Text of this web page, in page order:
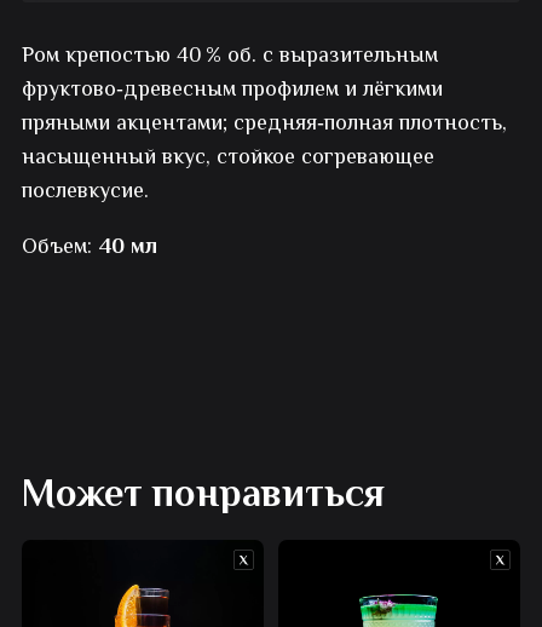
Devils
Island
Ром крепостью 40 % об. с выразительным
фруктово‑древесным профилем и лёгкими
пряными акцентами; средняя‑полная плотность,
насыщенный вкус, стойкое согревающее
послевкусие.
Объем: 40 мл
Может понравиться